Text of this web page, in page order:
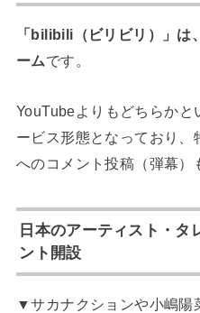
「bilibili（ビリビリ）」は
ームです。
YouTubeよりもどちらかと
ービス形態となっており
へのコメント投稿（弾幕）
日本のアーティスト・タ
ント開設
▼サカナクションや小嶋